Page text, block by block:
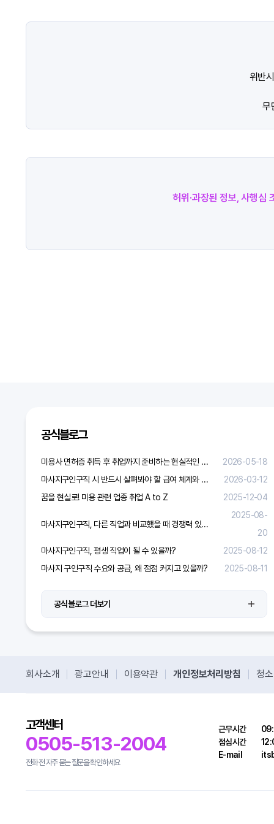
위반
무
허위·과장된 정보, 사행심
공식블로그
미용사 면허증 취득 후 취업까지 준비하는 현실적인 방법
2026-05-18
마사지구인구직 시 반드시 살펴봐야 할 급여 체계와 합리적 보상 가이드
2026-03-12
꿈을 현실로! 미용 관련 업종 취업 A to Z
2025-12-04
마사지구인구직, 다른 직업과 비교했을 때 경쟁력 있을까?
2025-08-
20
마사지구인구직, 평생 직업이 될 수 있을까?
2025-08-12
마사지 구인구직 수요와 공급, 왜 점점 커지고 있을까?
2025-08-11
공식블로그 더보기
회사소개 광고안내 이용약관 개인정보처리방침 청
고객센터
0505-513-2004
전화 전 자주 묻는 질문을 확인하세요
근무시간
점심시간
E-mail